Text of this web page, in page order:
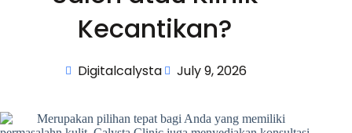
Kecantikan?
Digitalcalysta July 9, 2026